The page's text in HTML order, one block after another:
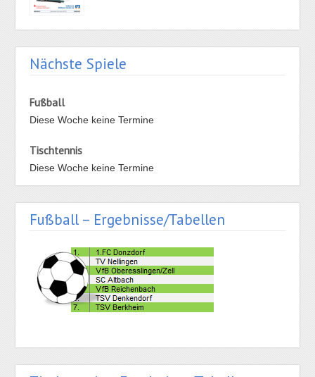
Nächste Spiele
Fußball
Diese Woche keine Termine
Tischtennis
Diese Woche keine Termine
Fußball – Ergebnisse/Tabellen